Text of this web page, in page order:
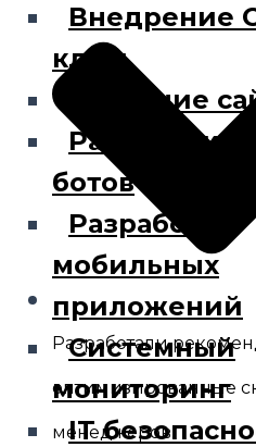
Внедрение
ключ
Создание
Разработка
ботов
Разработка
мобильных
приложений
Системный
мониторинг
IT
Разработали
оптимизированные
менеджеров.